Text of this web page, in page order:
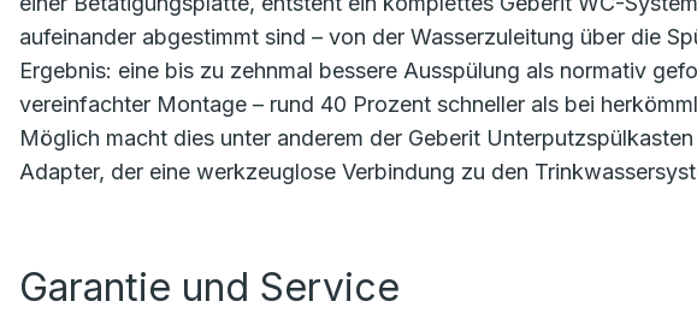
aufeinander abgestimmt sind – von der Wasserzuleitung über die
Ergebnis: eine bis zu zehnmal bessere Ausspülung als normativ
vereinfachter Montage – rund 40 Prozent schneller als bei
Möglich macht dies unter anderem der Geberit
Adapter, der eine werkzeuglose Verbindung zu den
Garantie und Service